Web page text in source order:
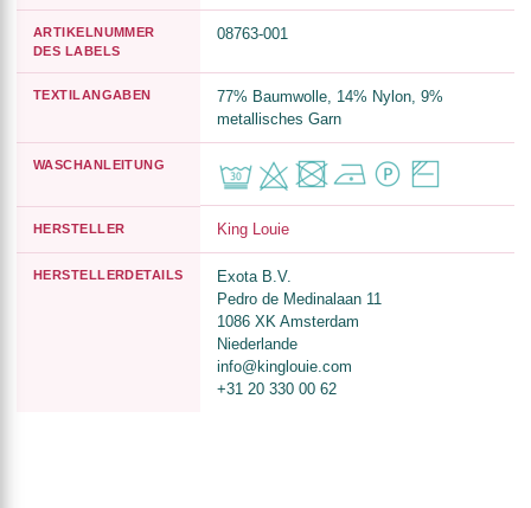
ARTIKELNUMMER
DES LABELS
08763-001
TEXTILANGABEN
77% Baumwolle, 14% Nylon, 9%
metallisches Garn
WASCHANLEITUNG
HERSTELLER King Louie
HERSTELLERDETAILS
Exota B.V.
Pedro de Medinalaan 11
1086 XK Amsterdam
Niederlande
info@kinglouie.com
+31 20 330 00 62